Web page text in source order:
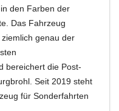
den Farben der
Das Fahrzeug
genau der
bereichert die Post-
Seit 2019 steht
für Sonderfahrten